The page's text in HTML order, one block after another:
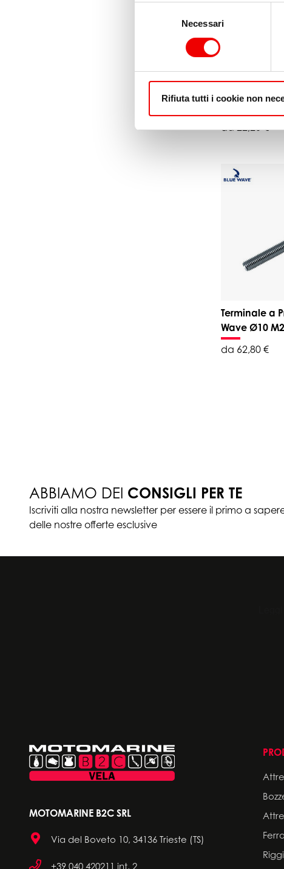
Necessari
Rifiuta tutti i cookie non
Wave Ø6 M12
da 22,20 €
Terminale a
Wave Ø10
da 62,80 €
ABBIAMO DEI CONSIGLI PER TE
Iscriviti alla nostra newsletter per essere il primo a
delle nostre offerte esclusive
MOTOMARINE B2C SRL
Via del Boveto 10, 34136 Trieste (TS)
+39 040 420211 int. 2